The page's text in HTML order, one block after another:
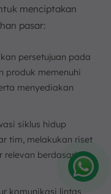
menciptakan
pasar:
persetujuan pada
produk memenuhi
menyediakan
siklus hidup
tim, melakukan riset
relevan berdasarkan
komunikasi lintasAmelia